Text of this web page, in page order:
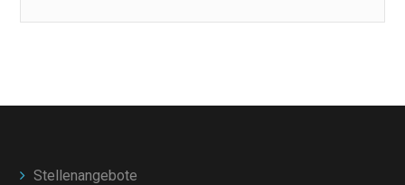
Stellenangebote